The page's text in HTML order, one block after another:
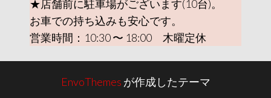
★店舗前に駐車場がございます(10台)。
お車での持ち込みも安心です。
営業時間：10:30 〜 18:00 木曜定休
EnvoThemes が作成したテーマ